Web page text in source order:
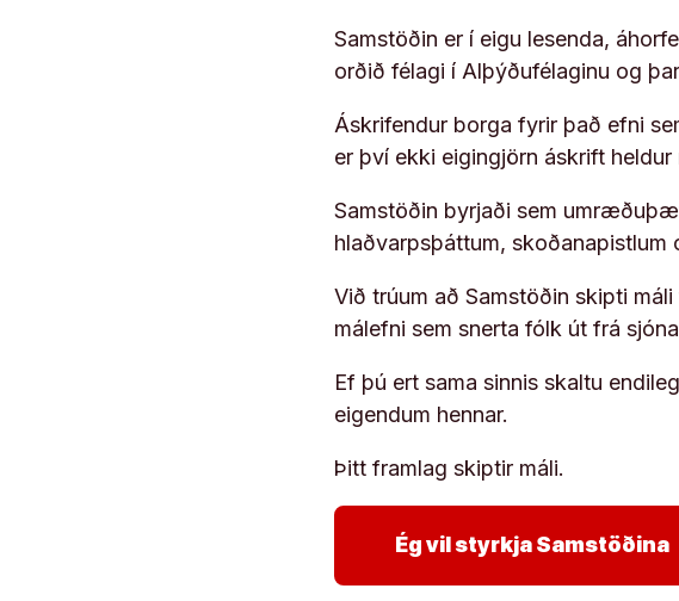
Samstöðin er í eigu lesenda,
orðið félagi í Alþýðufélaginu og
Áskrifendur borga fyrir það efni
er því ekki eigingjörn áskrift
Samstöðin byrjaði sem
hlaðvarpsþáttum, skoðanapistlum
Við trúum að Samstöðin skipti
málefni sem snerta fólk út frá
Ef þú ert sama sinnis skaltu
eigendum hennar.
Þitt framlag skiptir máli.
Ég vil styrkja Samstöðina